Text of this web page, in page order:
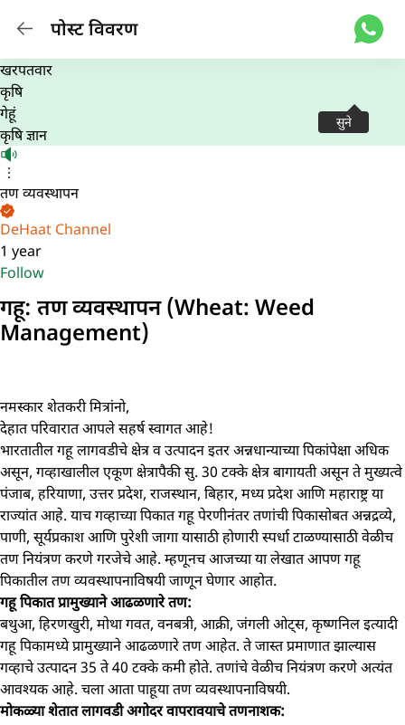
पोस्ट विवरण
सुने
खरपतवार
कृषि
गेहूं
कृषि ज्ञान
तण व्यवस्थापन
DeHaat Channel
1 year
Follow
गहू: तण व्यवस्थापन (Wheat: Weed
Management)
नमस्कार शेतकरी मित्रांनो,
देहात परिवारात आपले सहर्ष स्वागत आहे!
भारतातील गहू लागवडीचे क्षेत्र व उत्पादन इतर अन्नधान्याच्या पिकांपेक्षा अधिक
असून, गव्हाखालील एकूण क्षेत्रापैकी सु. 30 टक्के क्षेत्र बागायती असून ते मुख्यत्वे
पंजाब, हरियाणा, उत्तर प्रदेश, राजस्थान, बिहार, मध्य प्रदेश आणि महाराष्ट्र या
राज्यांत आहे. याच गव्हाच्या पिकात गहू पेरणीनंतर तणांची पिकासोबत अन्नद्रव्ये,
पाणी, सूर्यप्रकाश आणि पुरेशी जागा यासाठी होणारी स्पर्धा टाळण्यासाठी वेळीच
तण नियंत्रण करणे गरजेचे आहे. म्हणूनच आजच्या या लेखात आपण गहू
पिकातील तण व्यवस्थापनाविषयी जाणून घेणार आहोत.
गहू पिकात प्रामुख्याने आढळणारे तण:
बथुआ, हिरणखुरी, मोथा गवत, वनबत्री, आक्री, जंगली ओट्स, कृष्णनिल इत्यादी
गहू पिकामध्ये प्रामुख्याने आढळणारे तण आहेत. ते जास्त प्रमाणात झाल्यास
गव्हाचे उत्पादन 35 ते 40 टक्के कमी होते. तणांचे वेळीच नियंत्रण करणे अत्यंत
आवश्यक आहे. चला आता पाहूया तण व्यवस्थापनाविषयी.
मोकळ्या शेतात लागवडी अगोदर वापरावयाचे तणनाशक: